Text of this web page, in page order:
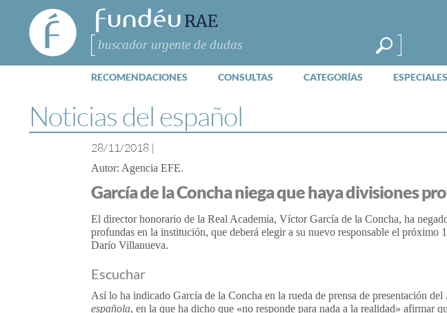
FundéuRAE
- Fundación
del Español
Urgente
Buscar
RECOMENDACIONES CONSULTAS CATEGORÍAS ESPECIALES
Noticias del español
28/11/2018 |
Agencia EFE
García de la Concha niega que haya divisiones
El director honorario de la Real Academia, Víctor García de la Concha, ha
profundas en la institución, que deberá elegir a su nuevo responsable el próximo
Darío Villanueva.
Escuchar
Así lo ha indicado García de la Concha en la rueda de prensa de presentación del
española, en la que ha dicho que «no responde para nada a la realidad» afirmar